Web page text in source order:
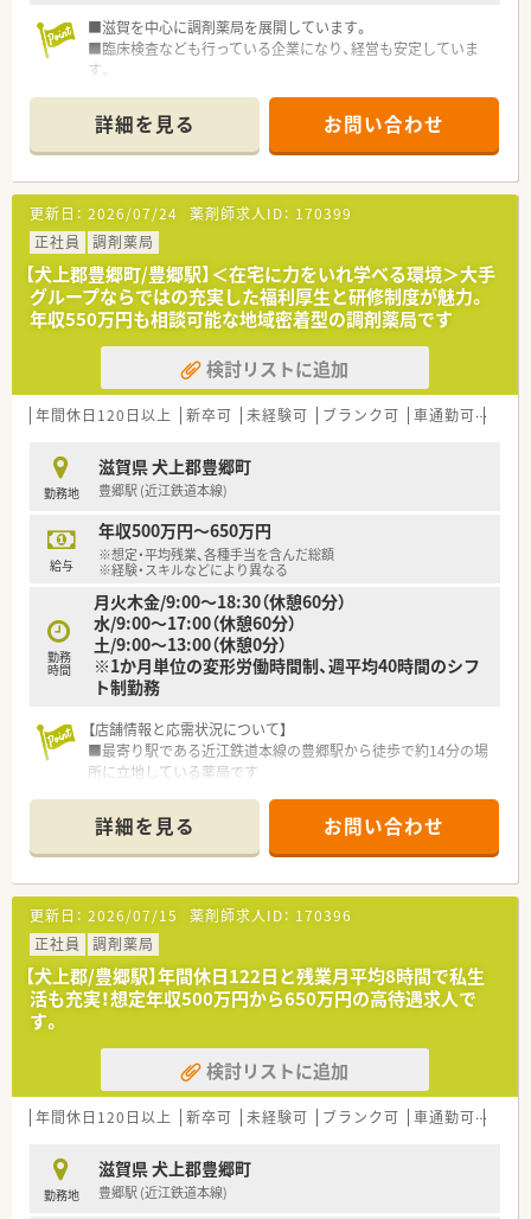
■滋賀を中心に調剤薬局を展開しています。
■臨床検査なども行っている企業になり、経営も安定していま
す。
詳細を見る お問い合わせ
更新日： 2026/07/24 薬剤師求人ID： 170399
正社員
調剤薬局
【犬上郡豊郷町/豊郷駅】＜在宅に力をいれ学べる環境＞大手
グループならではの充実した福利厚生と研修制度が魅力。
年収550万円も相談可能な地域密着型の調剤薬局です
検討リストに追加
年間休日120日以上 新卒可 未経験可 ブランク可 車通勤可
勤務地
滋賀県 犬上郡豊郷町
豊郷駅 (近江鉄道本線)
給与
年収500万円～650万円
※想定・平均残業、各種手当を含んだ総額
※経験・スキルなどにより異なる
勤務
時間
月火木金/9:00〜18:30（休憩60分）
水/9:00〜17:00（休憩60分）
土/9:00〜13:00（休憩0分）
※1か月単位の変形労働時間制、週平均40時間のシフ
ト制勤務
【店舗情報と応需状況について】
■最寄り駅である近江鉄道本線の豊郷駅から徒歩で約14分の場
所に立地している薬局です
平均で約100枚応需しています
■薬剤師は常勤3名とパート2名、事務員は常勤2名とパート2名
が在籍し協力し合える体制です
【募集背景と求める人物像について】
■今回は体制強化のための欠員補充となり、地域医療に貢献いた
だける新たな仲間を募集しています
■患者様一人ひとりに寄り添いながら、丁寧で温かみのあるコミ
ュニケーションが取れる方を求めています
■チームワークを尊重し、他のスタッフと積極的に連携しながら
【求人情報について】
■これまでのご経験やご年齢を考慮し、年収500万円から550万
円の範囲で優遇いたします
ループならではの制度が整っています
■年間休日は124日と豊富で、完全週休2日制を採用しており、プ
ライベートとの両立が可能です
詳細を見る お問い合わせ
更新日： 2026/07/15 薬剤師求人ID： 170396
正社員
調剤薬局
【犬上郡/豊郷駅】年間休日122日と残業月平均8時間で私生
活も充実！想定年収500万円から650万円の高待遇求人で
す。
検討リストに追加
年間休日120日以上 新卒可 未経験可 ブランク可 車通勤可
勤務地
滋賀県 犬上郡豊郷町
豊郷駅 (近江鉄道本線)